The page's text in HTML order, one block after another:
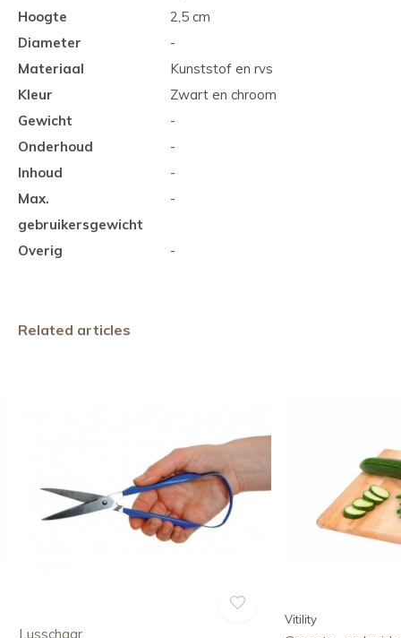
Hoogte
2,5 cm
Diameter
-
Materiaal
Kunststof en rvs
Kleur
Zwart en chroom
Gewicht
-
Onderhoud
-
Inhoud
-
Max.
gebruikersgewicht
-
Overig -
Related articles
Lusschaar
Vitility